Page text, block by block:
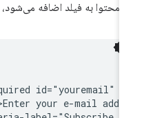
محتوا به فیلد اضافه می‌شود،
id="youremail"
your e-mail